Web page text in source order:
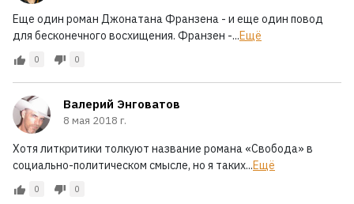
Еще один роман Джонатана Франзена - и еще один повод
для бесконечного восхищения. Франзен -...Ещё
0 0
Валерий Энговатов
8 мая 2018 г.
Хотя литкритики толкуют название романа «Свобода» в
социально-политическом смысле, но я таких...Ещё
0 0